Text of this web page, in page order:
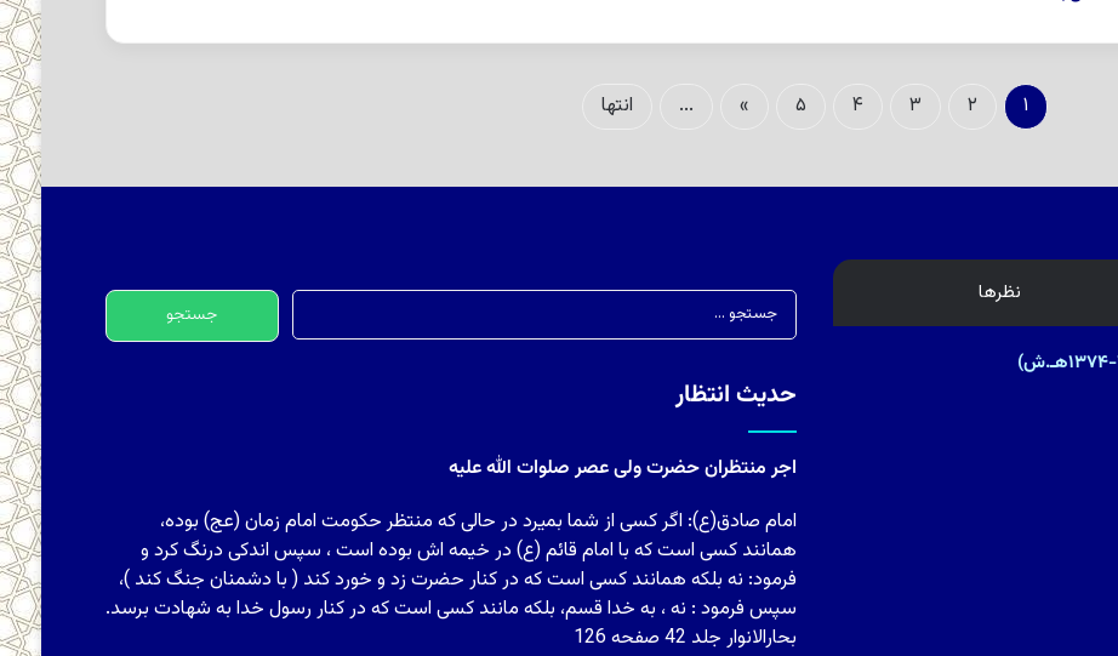
۱ ۲ ۳ ۴ ۵ »
... انتها
نظرها
جستجو
برای:
حدیث انتظار
اجر منتظران حضرت ولی عصر صلوات الله علیه
امام صادق(ع): اگر کسی از شما بمیرد در حالی که منتظر حکومت امام زمان (عج) بوده،
همانند کسی است که با امام قائم (ع) در خیمه اش بوده است ، سپس اندکی درنگ کرد و
فرمود: نه بلکه همانند کسی است که در کنار حضرت زد و خورد کند ( با دشمنان جنگ کند )،
سپس فرمود : نه ، به خدا قسم، بلکه مانند کسی است که در کنار رسول خدا به شهادت برسد.
بحارالانوار جلد 42 صفحه 126